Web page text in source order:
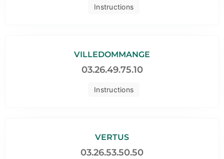
Instructions
Instructions
VILLEDOMMANGE
03.26.49.75.10
VERTUS
03.26.53.50.50